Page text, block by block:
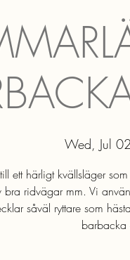
Wed, Jul 02
ett härligt kvällsläger
bra ridvägar mm. Vi
såväl ryttare som